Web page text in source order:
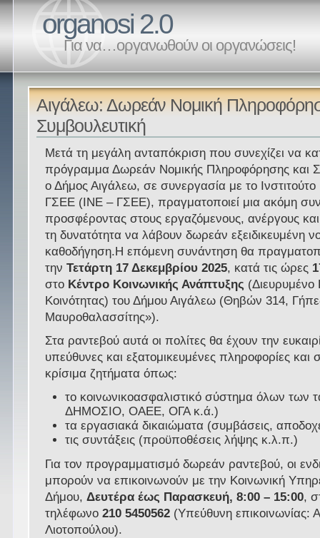
organosi 2.0
Για να…οργανωθούν οι οργανώσεις!
Αιγάλεω: Δωρεάν Νομική
Συμβουλευτική
Μετά τη μεγάλη ανταπόκριση που συνεχίζει να
πρόγραμμα Δωρεάν Νομικής Πληροφόρησης και
ο Δήμος Αιγάλεω, σε συνεργασία με το
ΓΣΕΕ (ΙΝΕ – ΓΣΕΕ), πραγματοποιεί μια ακόμη
προσφέροντας στους εργαζόμενους, ανέργους
τη δυνατότητα να λάβουν δωρεάν εξειδικευμένη
καθοδήγηση.Η επόμενη συνάντηση θα
τηνΤετάρτη 17 Δεκεμβρίου 2025, κατά τις ώρες
στο Κέντρο Κοινωνικής Ανάπτυξης (Διευρυμένο
Κοινότητας) του Δήμου Αιγάλεω (Θηβών 314,
Μαυροθαλασσίτης»).
Στα ραντεβού αυτά οι πολίτες θα έχουν την
υπεύθυνες και εξατομικευμένες πληροφορίες και
κρίσιμα ζητήματα όπως:
το κοινωνικοασφαλιστικό σύστημα όλων των
ΔΗΜΟΣΙΟ, ΟΑΕΕ, ΟΓΑ κ.ά.)
τα εργασιακά δικαιώματα (συμβάσεις,
τις συντάξεις (προϋποθέσεις λήψης κ.λ.π.)
Για τον προγραμματισμό δωρεάν ραντεβού, οι
μπορούν να επικοινωνούν με την Κοινωνική
Δήμου,Δευτέρα έως Παρασκευή, 8:00 – 15:00,
τηλέφωνο210 5450562 (Υπεύθυνη επικοινωνίας:
Λιοτοπούλου).